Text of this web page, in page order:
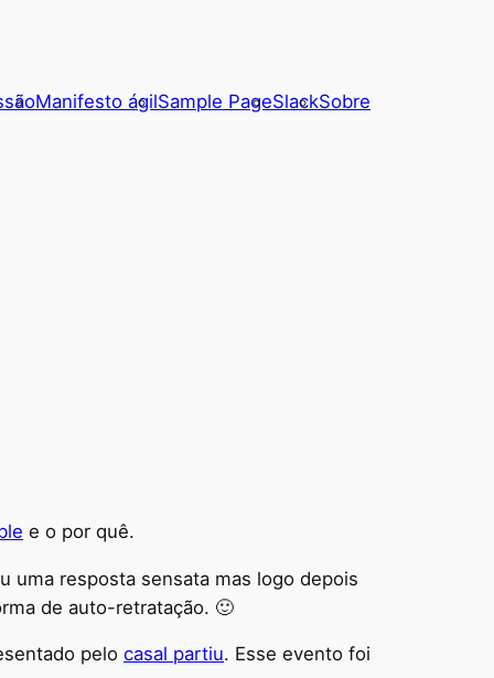
Manifesto ágilSample PageSlackSobre
e o por quê.
uma resposta sensata mas logo depois
de auto-retratação. 🙂
pelo casal partiu. Esse evento foi